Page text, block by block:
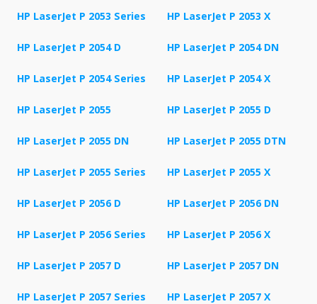
HP LaserJet P 2053 Series HP LaserJet P 2053 X
HP LaserJet P 2054 D HP LaserJet P 2054 DN
HP LaserJet P 2054 Series HP LaserJet P 2054 X
HP LaserJet P 2055 HP LaserJet P 2055 D
HP LaserJet P 2055 DN HP LaserJet P 2055 DTN
HP LaserJet P 2055 Series HP LaserJet P 2055 X
HP LaserJet P 2056 D HP LaserJet P 2056 DN
HP LaserJet P 2056 Series HP LaserJet P 2056 X
HP LaserJet P 2057 D HP LaserJet P 2057 DN
HP LaserJet P 2057 Series HP LaserJet P 2057 X